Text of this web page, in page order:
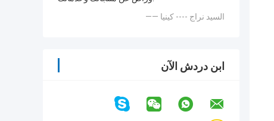
—— السيد نراج ---- كينيا
ابن دردش الآن